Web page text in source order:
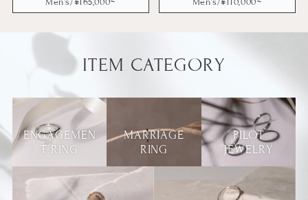
Men’s/¥165,000~ Men’s/¥110,000~
ITEM CATEGORY
ENGAGEMEN
T RING
MARRIAGE
RING
PILOT
JEWELRY